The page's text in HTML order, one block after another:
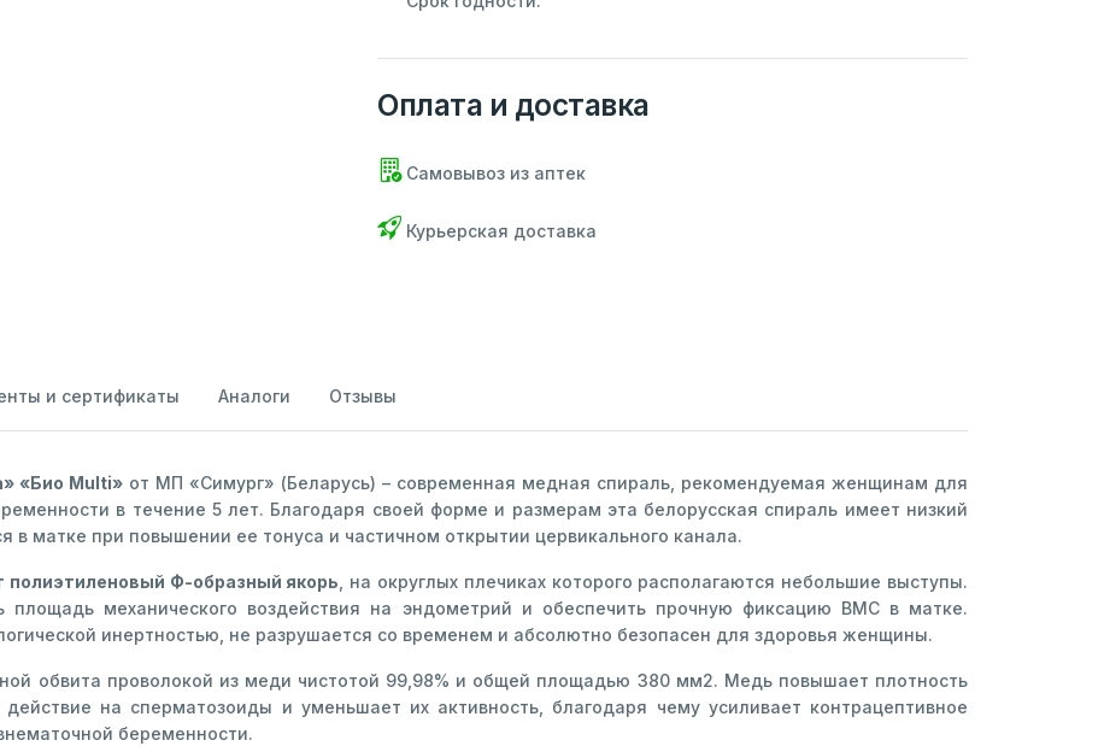
Оплата и доставка
Самовывоз из аптек
Курьерская доставка
и сертификаты Аналоги Отзывы
«Био Multi» от МП «Симург» (Беларусь) – современная медная спираль, рекомендуемая женщинам для
в течение 5 лет. Благодаря своей форме и размерам эта белорусская спираль имеет низкий
в матке при повышении ее тонуса и частичном открытии цервикального канала.
полиэтиленовый Ф-образный якорь , на округлых плечиках которого располагаются небольшие выступы.
площадь механического воздействия на эндометрий и обеспечить прочную фиксацию ВМС в матке.
инертностью, не разрушается со временем и абсолютно безопасен для здоровья женщины.
обвита проволокой из меди чистотой 99,98% и общей площадью 380 мм2. Медь повышает плотность
на сперматозоиды и уменьшает их активность, благодаря чему усиливает контрацептивное
беременности.